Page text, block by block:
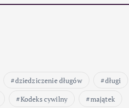
dziedziczenie długów
długi
Kodeks cywilny
majątek